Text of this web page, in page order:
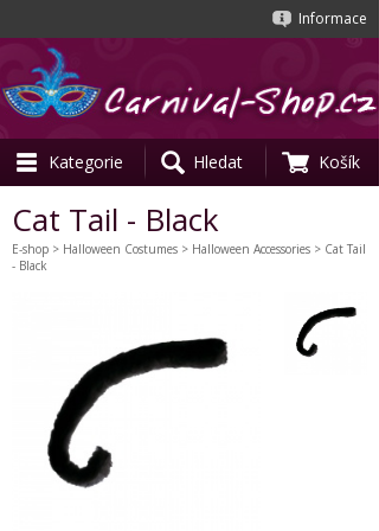
Informace
Kategorie Hledat Košík
Cat Tail - Black
E-shop > Halloween Costumes > Halloween Accessories > Cat Tail
- Black